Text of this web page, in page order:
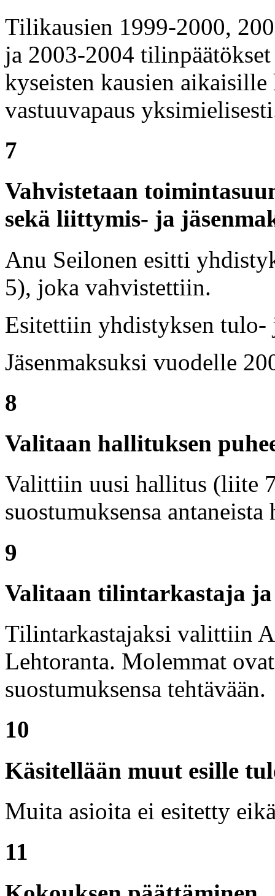
Tilikausien 1999-2000,
ja 2003-2004
kyseisten kausien
vastuuvapaus
7
Vahvistetaan
sekä liittymis- ja
Anu Seilonen esitti
5), joka vahvistettiin.
Esitettiin yhdistyksen
Jäsenmaksuksi vuodelle
8
Valitaan hallituksen
Valittiin uusi hallitus (liite
suostumuksensa
9
Valitaan tilintarkastaja ja
Tilintarkastajaksi valittiin
Lehtoranta. Molemmat
suostumuksensa tehtävään.
10
Käsitellään muut esille
Muita asioita ei esitetty
11